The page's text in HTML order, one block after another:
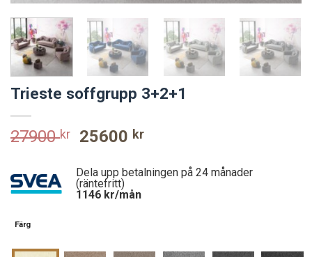
Trieste soffgrupp 3+2+1
27900kr
Original
was:
27900 kr.
25600 krCurrent
is:
Dela upp betalningen på 24 månader
(räntefritt)
1146 kr/mån
Färg